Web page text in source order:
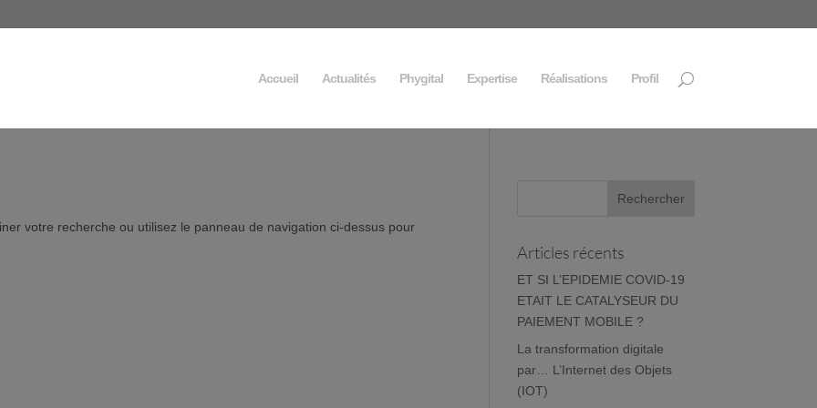
Accueil Actualités Phygital Expertise Réalisations Profil
votre recherche ou utilisez le panneau de navigation ci-dessus pour
Articles récents
ET SI L’EPIDEMIE COVID-19
ETAIT LE CATALYSEUR DU
PAIEMENT MOBILE ?
La transformation digitale
par… L’Internet des Objets
(IOT)